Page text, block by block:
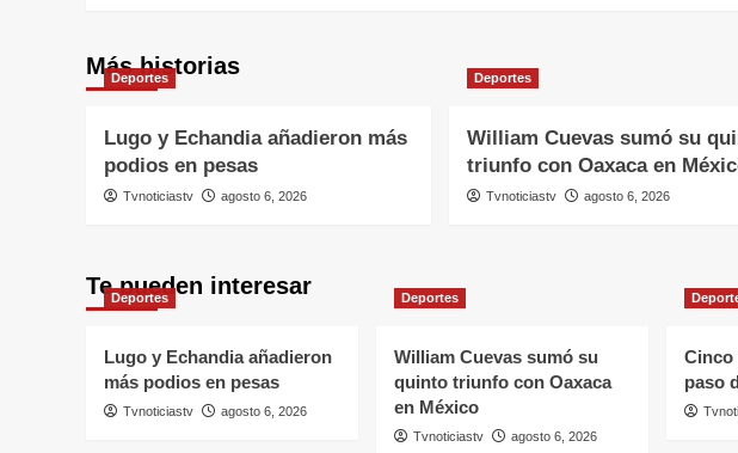
Más historias
Deportes
Lugo y Echandia añadieron más
podios en pesas
Tvnoticiastv agosto 6, 2026
Deportes
William Cuevas sumó su
triunfo con Oaxaca en
Tvnoticiastv agosto 6, 2026
Te pueden interesar
Deportes
Lugo y Echandia añadieron
más podios en pesas
Tvnoticiastv agosto 6, 2026
Deportes
William Cuevas sumó su
quinto triunfo con Oaxaca
en México
Tvnoticiastv agosto 6, 2026
Cinco
paso